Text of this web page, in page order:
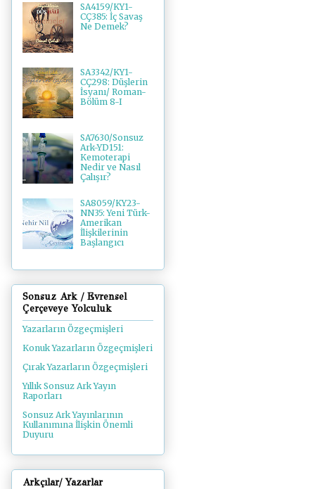
SA4159/KY1-
CÇ385: İç Savaş
Ne Demek?
SA3342/KY1-
CÇ298: Düşlerin
İsyanı/ Roman-
Bölüm 8-I
SA7630/Sonsuz
Ark-YD151:
Kemoterapi
Nedir ve Nasıl
Çalışır?
SA8059/KY23-
NN35: Yeni Türk-
Amerikan
İlişkilerinin
Başlangıcı
Sonsuz Ark / Evrensel
Çerçeveye Yolculuk
Yazarların Özgeçmişleri
Konuk Yazarların Özgeçmişleri
Çırak Yazarların Özgeçmişleri
Yıllık Sonsuz Ark Yayın
Raporları
Sonsuz Ark Yayınlarının
Kullanımına İlişkin Önemli
Duyuru
Arkçılar/ Yazarlar